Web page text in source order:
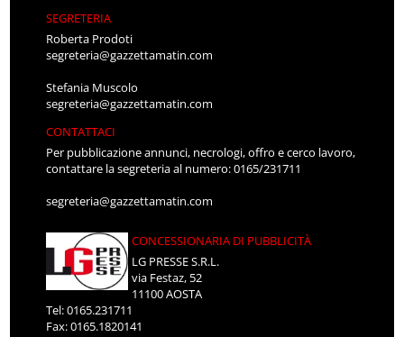
SEGRETERIA
Roberta Prodoti
segreteria@gazzettamatin.com
Stefania Muscolo
segreteria@gazzettamatin.com
CONTATTACI
Per pubblicazione annunci, necrologi, offro e cerco lavoro,
contattare la segreteria al numero: 0165/231711
segreteria@gazzettamatin.com
CONCESSIONARIA DI PUBBLICITÀ
LG PRESSE S.R.L.
via Festaz, 52
11100 AOSTA
Tel: 0165.231711
Fax: 0165.1820141